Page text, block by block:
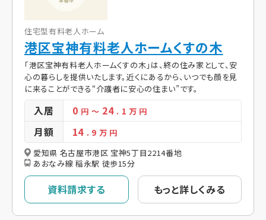
住宅型有料老人ホーム
港区宝神有料老人ホームくすの木
「港区宝神有料老人ホームくすの木」は、終の住み家として、安
心の暮らしを提供いたします。近くにあるから、いつでも顔を見
に来ることができる“介護者に安心の住まい”です。
入居 0 円 ～ 24 . 1 万 円
月額 14 . 9 万 円
愛知県 名古屋市港区 宝神5丁目2214番地
あおなみ線 稲永駅 徒歩15分
資料請求する もっと詳しくみる